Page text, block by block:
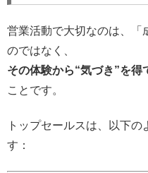
営業活動で大切なのは、「
のではなく、
その体験から“気づき”を
ことです。
トップセールスは、以下
す：